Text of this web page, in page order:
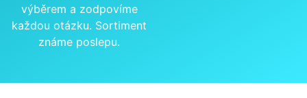
výběrem a zodpovíme
každou otázku. Sortiment
známe poslepu.